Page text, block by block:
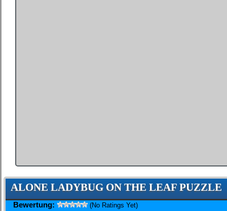
ALONE LADYBUG ON THE LEAF PUZZLE
Bewertung: (No Ratings Yet)